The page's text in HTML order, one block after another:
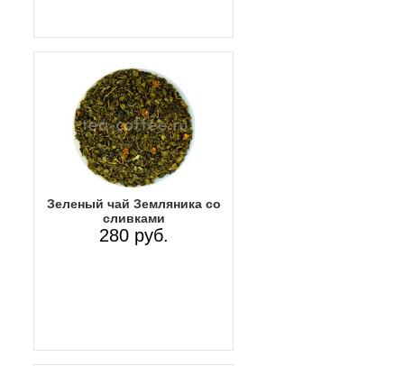
Зеленый чай Земляника со
сливками
280 руб.